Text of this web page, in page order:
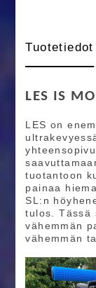
Tuotetiedot
LES IS
LES on
tuotantoon
painaa
SL:n
tulos. Tässä
vähemmän
vähemmän